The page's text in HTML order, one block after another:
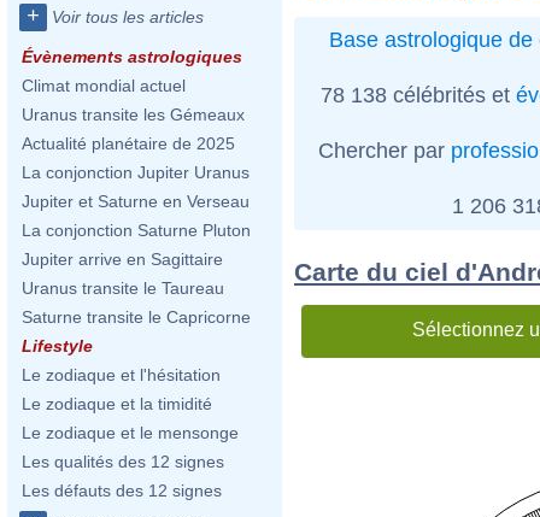
+ Voir tous les articles
Évènements astrologiques
Climat mondial actuel
Uranus transite les Gémeaux
Actualité planétaire de 2025
La conjonction Jupiter Uranus
Jupiter et Saturne en Verseau
La conjonction Saturne Pluton
Jupiter arrive en Sagittaire
Uranus transite le Taureau
Saturne transite le Capricorne
Lifestyle
Le zodiaque et l'hésitation
Le zodiaque et la timidité
Le zodiaque et le mensonge
Les qualités des 12 signes
Les défauts des 12 signes
Base astrologique de
78 138 célébrités et
Chercher par
1 206
Carte du ciel
Sélectionnez